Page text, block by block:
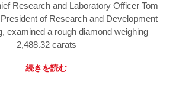
Research and Laboratory Officer Tom
of Research and Development
examined a rough diamond weighing
2,488.32 carats
続きを読む